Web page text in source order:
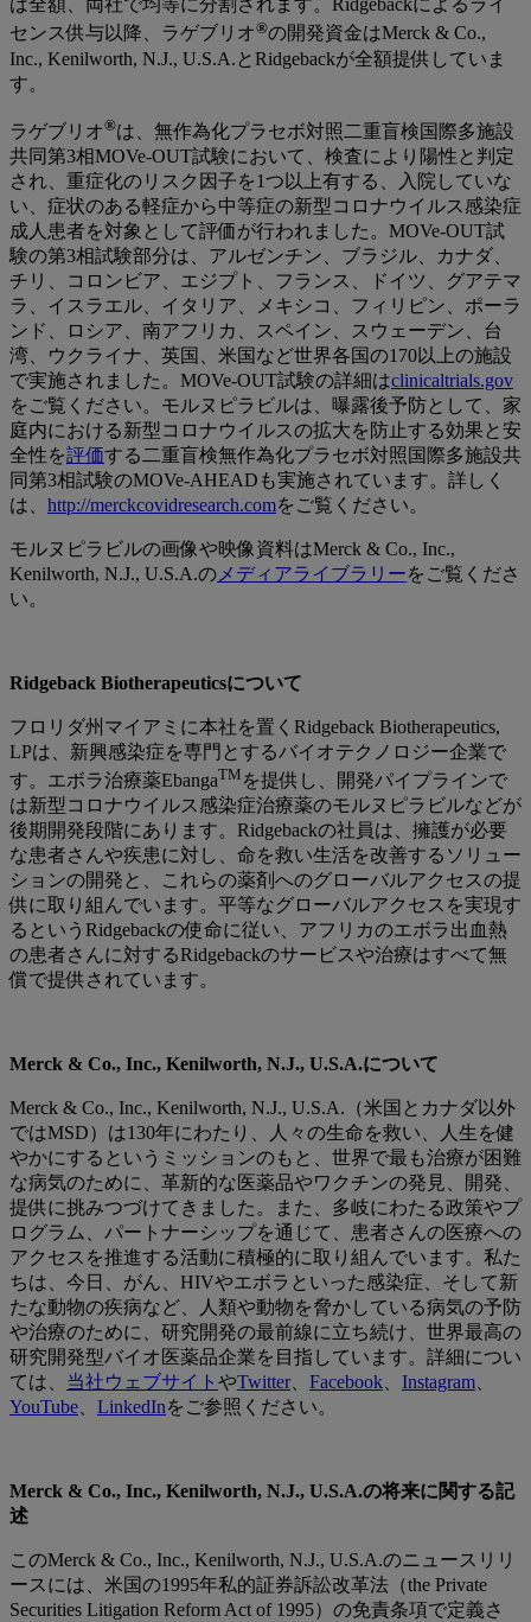
は全額、両社で均等に分割されます。Ridgebackによるライ
センス供与以降、ラゲブリオ®の開発資金はMerck & Co.,
Inc., Kenilworth, N.J., U.S.A.とRidgebackが全額提供していま
す。
ラゲブリオ®は、無作為化プラセボ対照二重盲検国際多施設
共同第3相MOVe-OUT試験において、検査により陽性と判定
され、重症化のリスク因子を1つ以上有する、入院していな
い、症状のある軽症から中等症の新型コロナウイルス感染症
成人患者を対象として評価が行われました。MOVe-OUT試
験の第3相試験部分は、アルゼンチン、ブラジル、カナダ、
チリ、コロンビア、エジプト、フランス、ドイツ、グアテマ
ラ、イスラエル、イタリア、メキシコ、フィリピン、ポーラ
ンド、ロシア、南アフリカ、スペイン、スウェーデン、台
湾、ウクライナ、英国、米国など世界各国の170以上の施設
で実施されました。MOVe-OUT試験の詳細はclinicaltrials.gov
をご覧ください。モルヌピラビルは、曝露後予防として、家
庭内における新型コロナウイルスの拡大を防止する効果と安
全性を評価する二重盲検無作為化プラセボ対照国際多施設共
同第3相試験のMOVe-AHEADも実施されています。詳しく
は、 http://merckcovidresearch.comをご覧ください。
モルヌピラビルの画像や映像資料はMerck & Co., Inc.,
Kenilworth, N.J., U.S.A.の メディアライブラリーをご覧くださ
い。
Ridgeback Biotherapeuticsについて
フロリダ州マイアミに本社を置くRidgeback Biotherapeutics,
LPは、新興感染症を専門とするバイオテクノロジー企業で
す。エボラ治療薬EbangaTM を提供し、開発パイプラインで
は新型コロナウイルス感染症治療薬のモルヌピラビルなどが
後期開発段階にあります。Ridgebackの社員は、擁護が必要
な患者さんや疾患に対し、命を救い生活を改善するソリュー
ションの開発と、これらの薬剤へのグローバルアクセスの提
供に取り組んでいます。平等なグローバルアクセスを実現す
るというRidgebackの使命に従い、アフリカのエボラ出血熱
の患者さんに対するRidgebackのサービスや治療はすべて無
償で提供されています。
Merck & Co., Inc., Kenilworth, N.J., U.S.A.について
Merck & Co., Inc., Kenilworth, N.J., U.S.A.（米国とカナダ以外
ではMSD）は130年にわたり、人々の生命を救い、人生を健
やかにするというミッションのもと、世界で最も治療が困難
な病気のために、革新的な医薬品やワクチンの発見、開発、
提供に挑みつづけてきました。また、多岐にわたる政策やプ
ログラム、パートナーシップを通じて、患者さんの医療への
アクセスを推進する活動に積極的に取り組んでいます。私た
ちは、今日、がん、HIVやエボラといった感染症、そして新
たな動物の疾病など、人類や動物を脅かしている病気の予防
や治療のために、研究開発の最前線に立ち続け、世界最高の
研究開発型バイオ医薬品企業を目指しています。詳細につい
ては、 当社ウェブサイト やTwitter、 Facebook Instagram
YouTube
LinkedInをご参照ください。
Merck & Co., Inc., Kenilworth, N.J., U.S.A.の将来に関する記
述
このMerck & Co., Inc., Kenilworth, N.J., U.S.A.のニュースリリ
ースには、米国の1995年私的証券訴訟改革法（the Private
Securities Litigation Reform Act of 1995）の免責条項で定義さ